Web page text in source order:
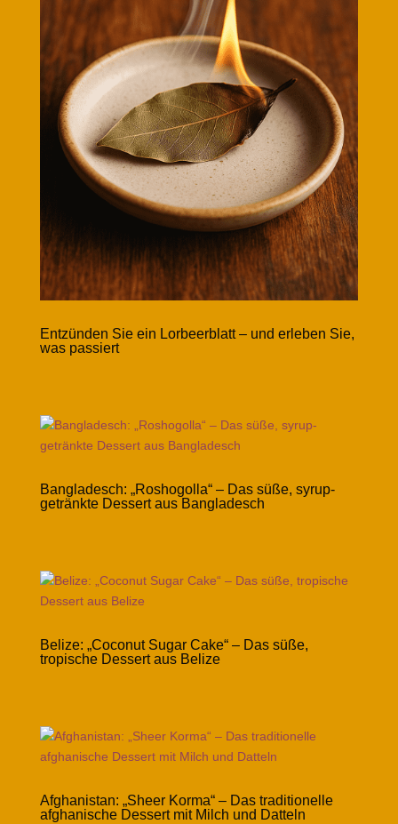
Entzünden Sie ein Lorbeerblatt – und erleben Sie,
was passiert
Bangladesch: „Roshogolla“ – Das süße, syrup-
getränkte Dessert aus Bangladesch
Belize: „Coconut Sugar Cake“ – Das süße,
tropische Dessert aus Belize
Afghanistan: „Sheer Korma“ – Das traditionelle
afghanische Dessert mit Milch und Datteln